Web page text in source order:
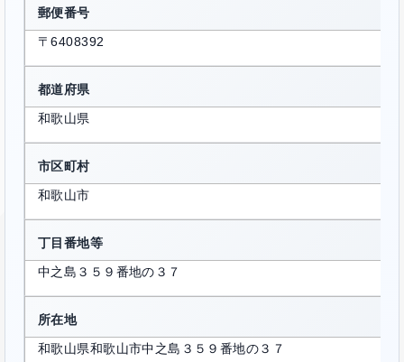
郵便番号
〒6408392
都道府県
和歌山県
市区町村
和歌山市
丁目番地等
中之島３５９番地の３７
所在地
和歌山県和歌山市中之島３５９番地の３７